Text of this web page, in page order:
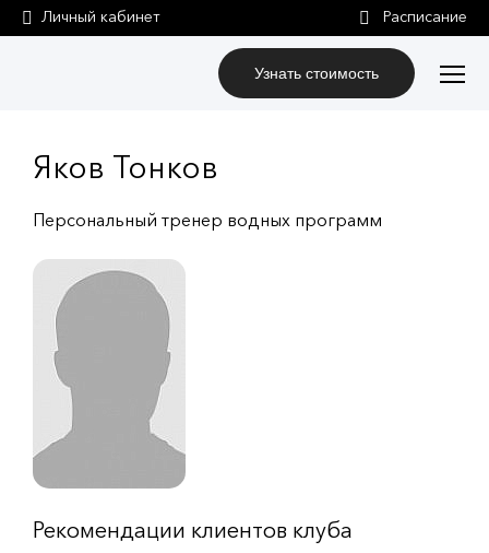
Личный кабинет
Узнать стоимость
Яков Тонков
Персональный тренер водных программ
Рекомендации клиентов клуба